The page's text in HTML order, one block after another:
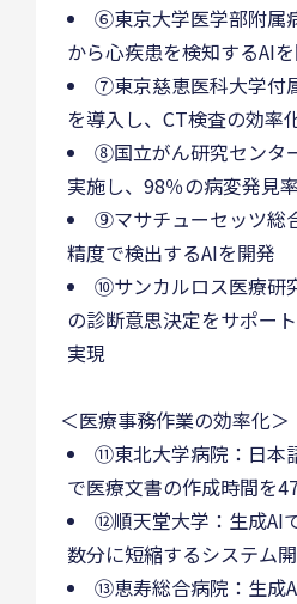
⑥東京大学医学部附属
から心疾患を検知するAI
⑦東京慈恵医科大学付
を導入し、CT検査の効率
⑧国立がん研究センタ
実施し、98％の病変発見
⑨マサチューセッツ総
精度で検出するAIを開発
⑩サンカルロス医療研
の診断意思決定をサポー
実現
＜医療事務作業の効率化＞
⑪東北大学病院：日本
で医療文書の作成時間を
⑫順天堂大学：生成AI
数分に短縮するシステム
⑬恵寿総合病院：生成